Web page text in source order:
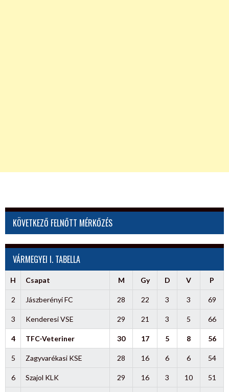
KÖVETKEZŐ FELNŐTT MÉRKŐZÉS
VÁRMEGYEI I. TABELLA
H Csapat M Gy D V P
2 Jászberényi FC 28 22 3 3 69
3 Kenderesi VSE 29 21 3 5 66
4 TFC-Veteriner 30 17 5 8 56
5 Zagyvarékasi KSE 28 16 6 6 54
6 Szajol KLK 29 16 3 10 51